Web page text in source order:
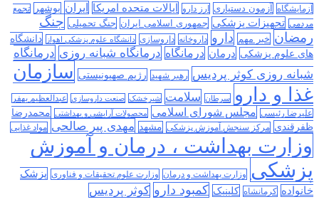
آزمایشگاه آزمون دستیاری ارز دارو ایالات متحده امریکا ایران بوشهر
تجمع
مردمی تجهیزات پزشکی جمهوری اسلامی ایران جنگ تحمیلی جنگ
رمضان خبر مهم دارو داروخانه داروسازی دانشگاه علوم پزشکی اهواز
دانشگاه
های علوم پزشکی درمان درمانگاه درمانگاه شبانه روزی درمانگاه
شبانه روزی کوثر پردیس رهبر شهید رژیم صهیونیستی سازمان
غذا و دارو
سرطان سلامت شیرخشک صنعت داروسازی عبدالعظیم بهفر
علیرضا رئیسی مجلس شورای اسلامی محصولات آرایشی و بهداشتی محمدرضا
ظفرقندی مرکز سنجش آموزش پزشکی مشهد مهدی پیر صالحی مواد غذایی
وزارت بهداشت ، درمان و آموزش
پزشکی وزارت بهداشت و درمان وزارت علوم تحقیقات و فناوری پزشک
خانواده کرمانشاه کلینیک کمبود دارو کوثر پردیس